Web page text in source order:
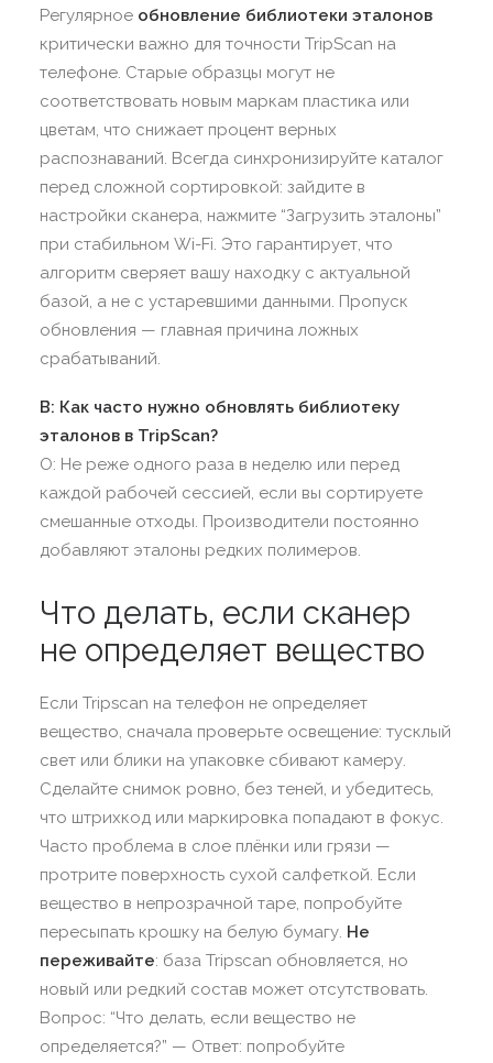
Регулярное обновление библиотеки эталонов
критически важно для точности TripScan на
телефоне. Старые образцы могут не
соответствовать новым маркам пластика или
цветам, что снижает процент верных
распознаваний. Всегда синхронизируйте каталог
перед сложной сортировкой: зайдите в
настройки сканера, нажмите “Загрузить эталоны”
при стабильном Wi-Fi. Это гарантирует, что
алгоритм сверяет вашу находку с актуальной
базой, а не с устаревшими данными. Пропуск
обновления — главная причина ложных
срабатываний.
В: Как часто нужно обновлять библиотеку
эталонов в TripScan?
О: Не реже одного раза в неделю или перед
каждой рабочей сессией, если вы сортируете
смешанные отходы. Производители постоянно
добавляют эталоны редких полимеров.
Что делать, если сканер
не определяет вещество
Если Tripscan на телефон не определяет
вещество, сначала проверьте освещение: тусклый
свет или блики на упаковке сбивают камеру.
Сделайте снимок ровно, без теней, и убедитесь,
что штрихкод или маркировка попадают в фокус.
Часто проблема в слое плёнки или грязи —
протрите поверхность сухой салфеткой. Если
вещество в непрозрачной таре, попробуйте
пересыпать крошку на белую бумагу. Не
переживайте: база Tripscan обновляется, но
новый или редкий состав может отсутствовать.
Вопрос: “Что делать, если вещество не
определяется?” — Ответ: попробуйте